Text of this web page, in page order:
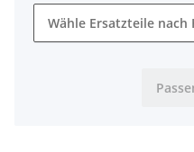
Wähle Ersatzteile nach